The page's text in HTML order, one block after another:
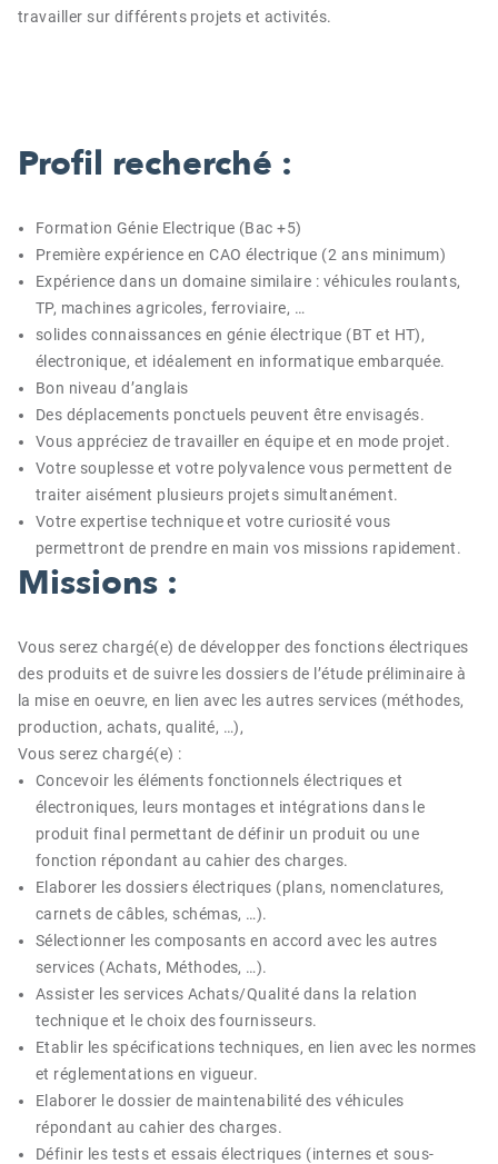
travailler sur différents projets et activités.
Profil recherché :
Formation Génie Electrique (Bac +5)
Première expérience en CAO électrique (2 ans minimum)
Expérience dans un domaine similaire : véhicules roulants,
TP, machines agricoles, ferroviaire, …
solides connaissances en génie électrique (BT et HT),
électronique, et idéalement en informatique embarquée.
Bon niveau d’anglais
Des déplacements ponctuels peuvent être envisagés.
Vous appréciez de travailler en équipe et en mode projet.
Votre souplesse et votre polyvalence vous permettent de
traiter aisément plusieurs projets simultanément.
Votre expertise technique et votre curiosité vous
permettront de prendre en main vos missions rapidement.
Missions :
Vous serez chargé(e) de développer des fonctions électriques
des produits et de suivre les dossiers de l’étude préliminaire à
la mise en oeuvre, en lien avec les autres services (méthodes,
production, achats, qualité, …),
Vous serez chargé(e) :
Concevoir les éléments fonctionnels électriques et
électroniques, leurs montages et intégrations dans le
produit final permettant de définir un produit ou une
fonction répondant au cahier des charges.
Elaborer les dossiers électriques (plans, nomenclatures,
carnets de câbles, schémas, …).
Sélectionner les composants en accord avec les autres
services (Achats, Méthodes, …).
Assister les services Achats/Qualité dans la relation
technique et le choix des fournisseurs.
Etablir les spécifications techniques, en lien avec les normes
et réglementations en vigueur.
Elaborer le dossier de maintenabilité des véhicules
répondant au cahier des charges.
Définir les tests et essais électriques (internes et sous-